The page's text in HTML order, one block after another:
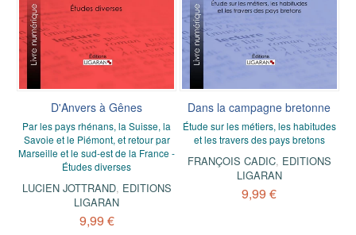
D'Anvers à Gênes
Par les pays rhénans, la Suisse, la
Savoie et le Piémont, et retour par
Marseille et le sud-est de la France -
Études diverses
LUCIEN JOTTRAND, EDITIONS
LIGARAN
9,99 €
Dans la campagne bretonne
Étude sur les métiers, les habitudes
et les travers des pays bretons
FRANÇOIS CADIC, EDITIONS
LIGARAN
9,99 €